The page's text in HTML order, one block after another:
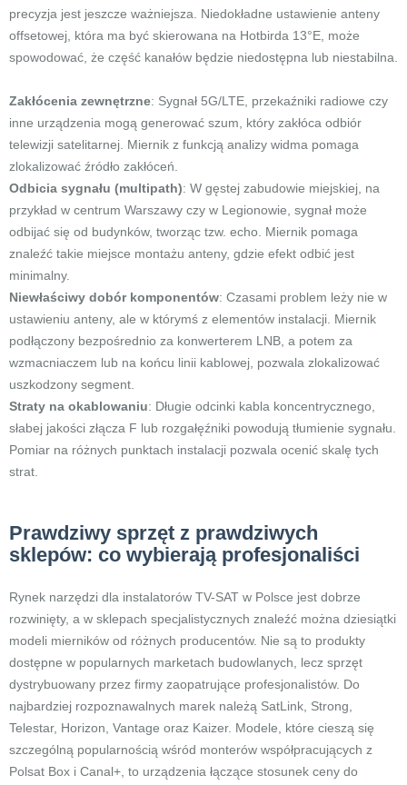
precyzja jest jeszcze ważniejsza. Niedokładne ustawienie anteny
offsetowej, która ma być skierowana na Hotbirda 13°E, może
spowodować, że część kanałów będzie niedostępna lub niestabilna.
Zakłócenia zewnętrzne: Sygnał 5G/LTE, przekaźniki radiowe czy
inne urządzenia mogą generować szum, który zakłóca odbiór
telewizji satelitarnej. Miernik z funkcją analizy widma pomaga
zlokalizować źródło zakłóceń.
Odbicia sygnału (multipath): W gęstej zabudowie miejskiej, na
przykład w centrum Warszawy czy w Legionowie, sygnał może
odbijać się od budynków, tworząc tzw. echo. Miernik pomaga
znaleźć takie miejsce montażu anteny, gdzie efekt odbić jest
minimalny.
Niewłaściwy dobór komponentów: Czasami problem leży nie w
ustawieniu anteny, ale w którymś z elementów instalacji. Miernik
podłączony bezpośrednio za konwerterem LNB, a potem za
wzmacniaczem lub na końcu linii kablowej, pozwala zlokalizować
uszkodzony segment.
Straty na okablowaniu: Długie odcinki kabla koncentrycznego,
słabej jakości złącza F lub rozgałęźniki powodują tłumienie sygnału.
Pomiar na różnych punktach instalacji pozwala ocenić skalę tych
strat.
Prawdziwy sprzęt z prawdziwych
sklepów: co wybierają profesjonaliści
Rynek narzędzi dla instalatorów TV-SAT w Polsce jest dobrze
rozwinięty, a w sklepach specjalistycznych znaleźć można dziesiątki
modeli mierników od różnych producentów. Nie są to produkty
dostępne w popularnych marketach budowlanych, lecz sprzęt
dystrybuowany przez firmy zaopatrujące profesjonalistów. Do
najbardziej rozpoznawalnych marek należą SatLink, Strong,
Telestar, Horizon, Vantage oraz Kaizer. Modele, które cieszą się
szczególną popularnością wśród monterów współpracujących z
Polsat Box i Canal+, to urządzenia łączące stosunek ceny do